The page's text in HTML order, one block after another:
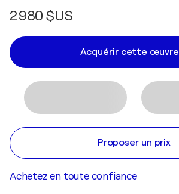
2 980 $US
Acquérir cette œuvre
Proposer un prix
Achetez en toute confiance